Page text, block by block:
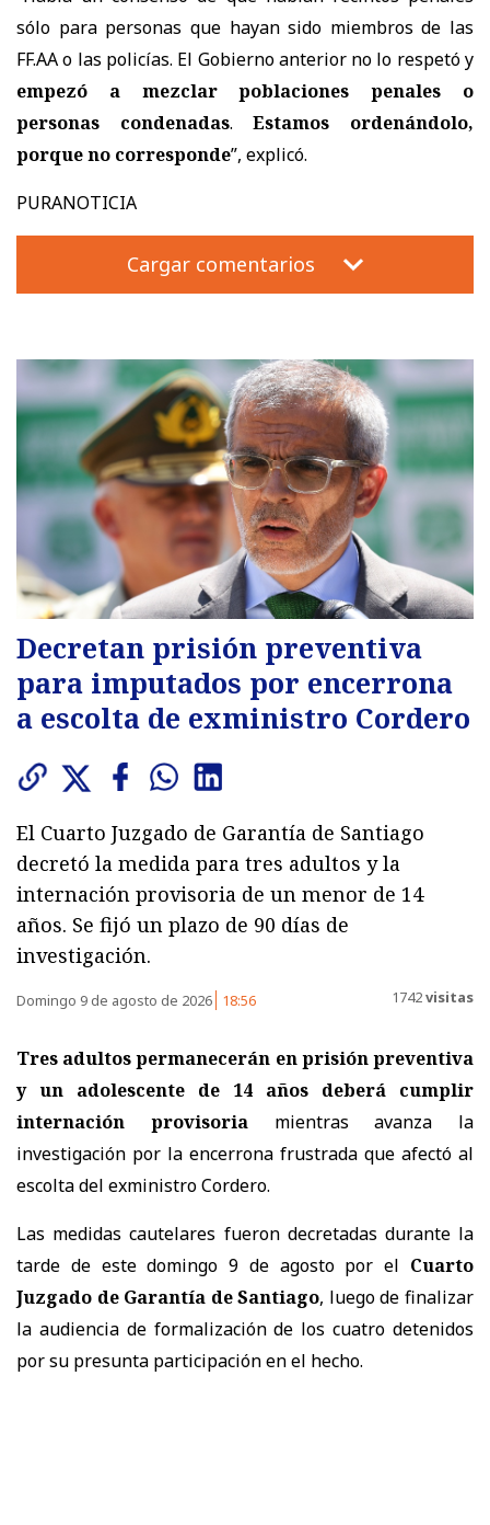
sólo para personas que hayan sido miembros de las
FF.AA o las policías. El Gobierno anterior no lo respetó y
empezó a mezclar poblaciones penales o
personas condenadas.Estamos ordenándolo,
porque no corresponde”, explicó.
PURANOTICIA
Cargar comentarios
Decretan prisión preventiva
para imputados por encerrona
a escolta de exministro Cordero
El Cuarto Juzgado de Garantía de Santiago
decretó la medida para tres adultos y la
internación provisoria de un menor de 14
años. Se fijó un plazo de 90 días de
investigación.
Domingo 9 de agosto de 2026 18:56 1742visitas
Tres adultos permanecerán en prisión preventiva
y un adolescente de 14 años deberá cumplir
internación provisoriamientras avanza la
investigación por la encerrona frustrada que afectó al
escolta del exministro Cordero.
Las medidas cautelares fueron decretadas durante la
tarde de este domingo 9 de agosto por el Cuarto
Juzgado de Garantía de Santiago, luego de finalizar
la audiencia de formalización de los cuatro detenidos
por su presunta participación en el hecho.